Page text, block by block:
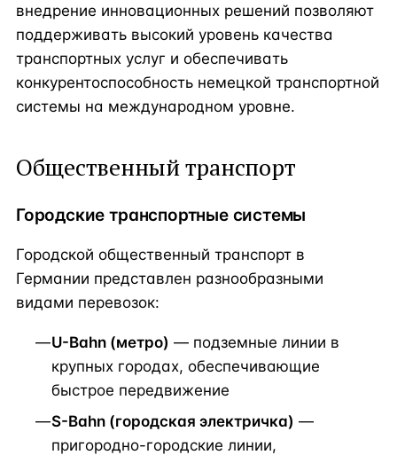
внедрение инновационных решений позволяют
поддерживать высокий уровень качества
транспортных услуг и обеспечивать
конкурентоспособность немецкой транспортной
системы на международном уровне.
Общественный транспорт
Городские транспортные системы
Городской общественный транспорт в
Германии представлен разнообразными
видами перевозок:
U-Bahn (метро) — подземные линии в
крупных городах, обеспечивающие
быстрое передвижение
S-Bahn (городская электричка) —
пригородно-городские линии,